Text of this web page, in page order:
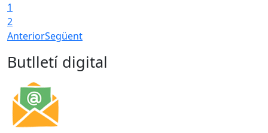
1
2
AnteriorSegüent
Butlletí digital